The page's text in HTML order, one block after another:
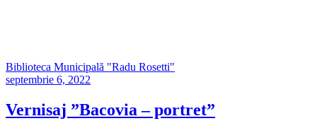
Biblioteca Municipală "Radu Rosetti"
septembrie 6, 2022
Vernisaj ”Bacovia – portret”